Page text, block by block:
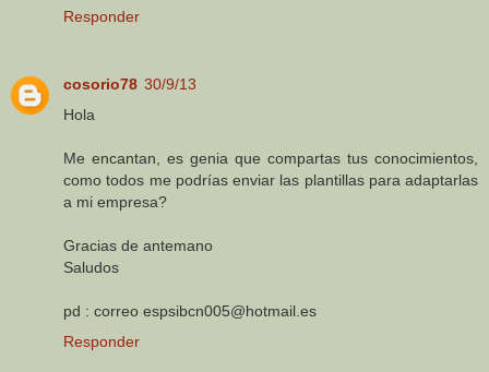
Responder
cosorio78 30/9/13
Hola
Me encantan, es genia que compartas tus conocimientos,
como todos me podrías enviar las plantillas para adaptarlas
a mi empresa?
Gracias de antemano
Saludos
pd : correo espsibcn005@hotmail.es
Responder